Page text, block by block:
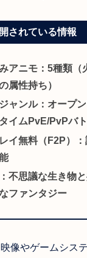
されている情報
アニモ：5種類（
属性持ち）
ャンル：オープ
イムPvE/PvPバ
イ無料（F2P）
不思議な生き物
ファンタジー
像やゲームシス